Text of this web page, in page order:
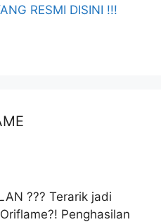
RESMI DISINI !!!
??? Terarik jadi
Penghasilan